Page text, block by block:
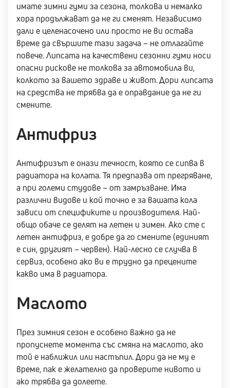
имате зимни гуми за сезона, толкова и немалко
хора продължават да не ги сменят. Независимо
дали е целенасочено или просто не ви остава
време да свършите тази задача – не отлагайте
повече. Липсата на качествени сезонни гуми носи
опасни рискове не толкова за автомобила ви,
колкото за вашето здраве и живот. Дори липсата
на средства не трябва да е оправдание да не ги
смените.
Антифриз
Антифризът е онази течност, която се сипва в
радиатора на колата. Тя предпазва от прегряване,
а при големи студове – от замръзване. Има
различни видове и кой точно е за вашата кола
зависи от спецификите и производителя. Най-
общо обаче се делят на летен и зимен. Ако сте с
летен антифриз, е добре да го смените (единият
е син, другият – червен). Най-лесно се случва в
сервиз, особено ако ви е трудно да прецените
какво има в радиатора.
Маслото
През зимния сезон е особено важно да не
пропуснете момента със смяна на маслото, ако
той е наближил или настъпил. Дори да не му е
време, пак е желателно да проверите нивото и
ако трябва да долеете.